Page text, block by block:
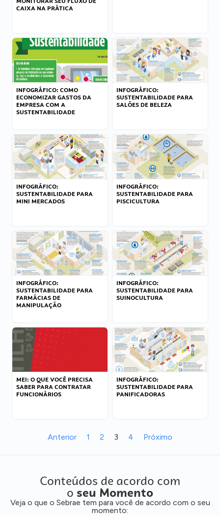
CAIXA NA PRÁTICA
INFOGRÁFICO: COMO
ECONOMIZAR GASTOS DA
EMPRESA COM A
SUSTENTABILIDADE
INFOGRÁFICO:
SUSTENTABILIDADE PARA
SALÕES DE BELEZA
INFOGRÁFICO:
SUSTENTABILIDADE PARA
MINI MERCADOS
INFOGRÁFICO:
SUSTENTABILIDADE PARA
PISCICULTURA
INFOGRÁFICO:
SUSTENTABILIDADE PARA
FARMÁCIAS DE
MANIPULAÇÃO
INFOGRÁFICO:
SUSTENTABILIDADE PARA
SUINOCULTURA
MEI: O QUE VOCÊ PRECISA
SABER PARA CONTRATAR
FUNCIONÁRIOS
INFOGRÁFICO:
SUSTENTABILIDADE PARA
PANIFICADORAS
Anterior 1 2 3 4 Próximo
Conteúdos de acordo com
o seu Momento
Veja o que o Sebrae tem para você de acordo com o seu
momento: